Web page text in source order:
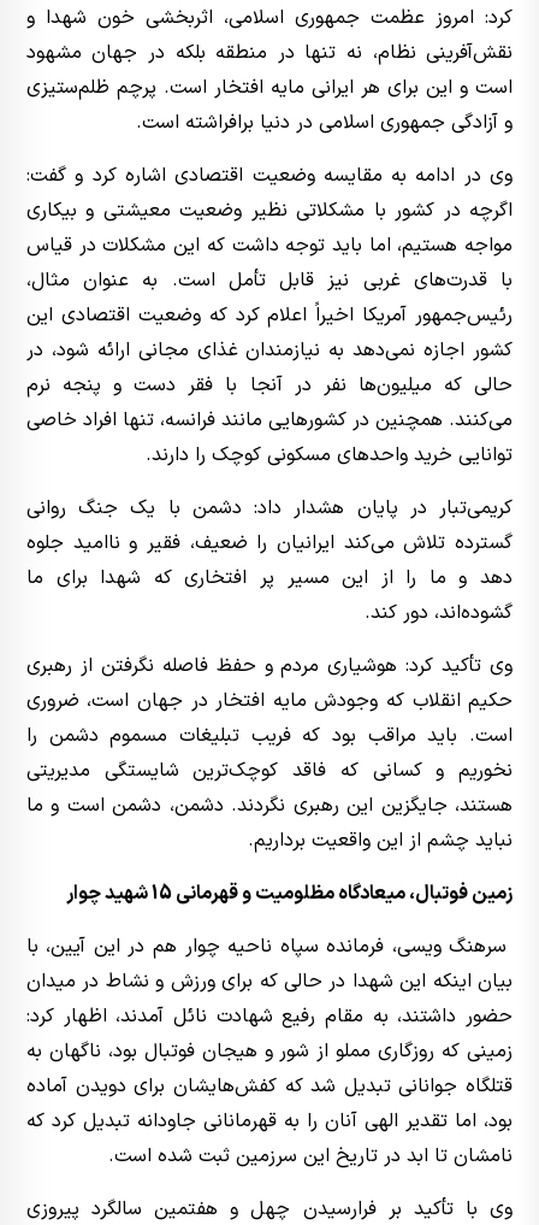
کرد: امروز عظمت جمهوری اسلامی، اثربخشی خون شهدا و
نقش‌آفرینی نظام، نه تنها در منطقه بلکه در جهان مشهود
است و این برای هر ایرانی مایه افتخار است. پرچم ظلم‌ستیزی
و آزادگی جمهوری اسلامی در دنیا برافراشته است.
وی در ادامه به مقایسه وضعیت اقتصادی اشاره کرد و گفت:
اگرچه در کشور با مشکلاتی نظیر وضعیت معیشتی و بیکاری
مواجه هستیم، اما باید توجه داشت که این مشکلات در قیاس
با قدرت‌های غربی نیز قابل تأمل است. به عنوان مثال،
رئیس‌جمهور آمریکا اخیراً اعلام کرد که وضعیت اقتصادی این
کشور اجازه نمی‌دهد به نیازمندان غذای مجانی ارائه شود، در
حالی که میلیون‌ها نفر در آنجا با فقر دست و پنجه نرم
می‌کنند. همچنین در کشورهایی مانند فرانسه، تنها افراد خاصی
توانایی خرید واحدهای مسکونی کوچک را دارند.
کریمی‌تبار در پایان هشدار داد: دشمن با یک جنگ روانی
گسترده تلاش می‌کند ایرانیان را ضعیف، فقیر و ناامید جلوه
دهد و ما را از این مسیر پر افتخاری که شهدا برای ما
گشوده‌اند، دور کند.
وی تأکید کرد: هوشیاری مردم و حفظ فاصله نگرفتن از رهبری
حکیم انقلاب که وجودش مایه افتخار در جهان است، ضروری
است. باید مراقب بود که فریب تبلیغات مسموم دشمن را
نخوریم و کسانی که فاقد کوچک‌ترین شایستگی مدیریتی
هستند، جایگزین این رهبری نگردند. دشمن، دشمن است و ما
نباید چشم از این واقعیت برداریم.
زمین فوتبال، میعادگاه مظلومیت و قهرمانی 15 شهید چوار
سرهنگ ویسی، فرمانده سپاه ناحیه چوار هم در این آیین، با
بیان اینکه این شهدا در حالی که برای ورزش و نشاط در میدان
حضور داشتند، به مقام رفیع شهادت نائل آمدند، اظهار کرد:
زمینی که روزگاری مملو از شور و هیجان فوتبال بود، ناگهان به
قتلگاه جوانانی تبدیل شد که کفش‌هایشان برای دویدن آماده
بود، اما تقدیر الهی آنان را به قهرمانانی جاودانه تبدیل کرد که
نامشان تا ابد در تاریخ این سرزمین ثبت شده است.
وی با تأکید بر فرارسیدن چهل و هفتمین سالگرد پیروزی